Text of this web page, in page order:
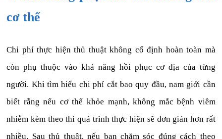
cơ thể
Chi phí thực hiện thủ thuật không cố định hoàn toàn mà
còn phụ thuộc vào khả năng hồi phục cơ địa của từng
người. Khi tìm hiểu chi phí cắt bao quy đầu, nam giới cần
biết rằng nếu cơ thể khỏe mạnh, không mắc bệnh viêm
nhiễm kèm theo thì quá trình thực hiện sẽ đơn giản hơn rất
nhiều. Sau thủ thuật, nếu bạn chăm sóc đúng cách theo